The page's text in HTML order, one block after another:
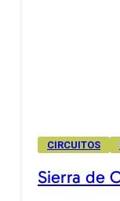
CIRCUITOS
Sierra de